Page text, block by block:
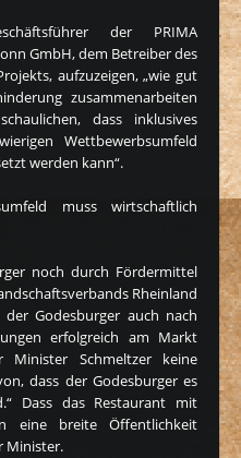
der PRIMA
GmbH, dem Betreiber des
aufzuzeigen, „wie gut
zusammenarbeiten
dass inklusives
Wettbewerbsumfeld
werden kann“.
muss wirtschaftlich
noch durch Fördermittel
Rheinland
Godesburger auch nach
erfolgreich am Markt
Schmeltzer keine
dass der Godesburger es
Dass das Restaurant mit
eine breite Öffentlichkeit
Minister.